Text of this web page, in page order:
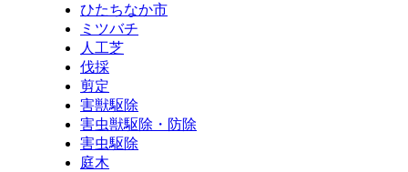
ひたちなか市
ミツバチ
人工芝
伐採
剪定
害獣駆除
害虫獣駆除・防除
害虫駆除
庭木